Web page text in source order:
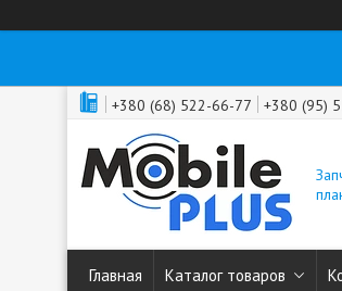
+380 (68) 522-66-77 +380 (95)
Главная Каталог товаров